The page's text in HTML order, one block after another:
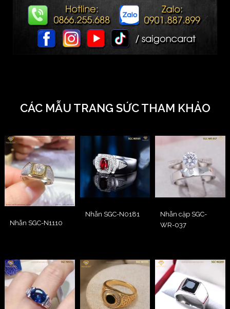
CÁC MẪU TRANG SỨC THAM KHẢO
Nhẫn SGC-N1110
Nhẫn SGC-N0181
Nhẫn cặp SGC-
WR-037